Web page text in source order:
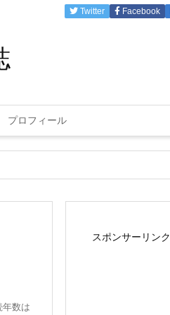
プロフィール
Twitter Facebook
数は
スポンサーリンク